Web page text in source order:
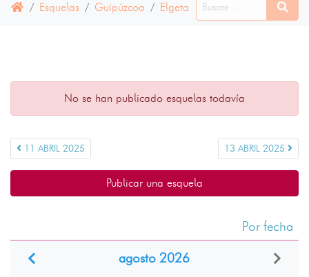
Esquelas Guipúzcoa Elgeta 12 ABRIL 2025
No se han publicado esquelas todavía
11 ABRIL 2025 13 ABRIL 2025
Publicar una esquela
Por fecha
agosto 2026